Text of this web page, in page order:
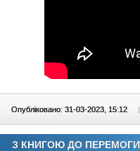
Опубліковано: 31-03-2023, 15:12 |
З КНИГОЮ ДО